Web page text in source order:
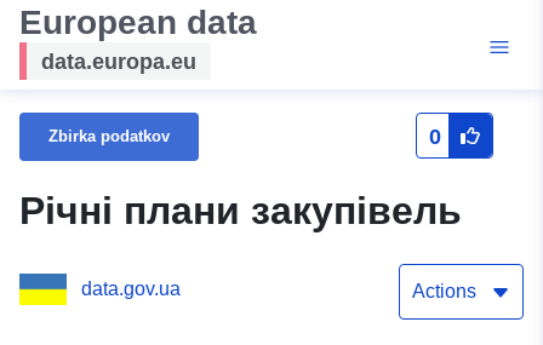
European data
data.europa.eu
Zbirka podatkov 0
Річні плани закупівель
data.gov.ua Actions